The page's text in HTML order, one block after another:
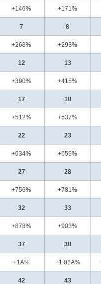
+146% +171%
7 8
+268% +293%
12 13
+390% +415%
17 18
+512% +537%
22 23
+634% +659%
27 28
+756% +781%
32 33
+878% +903%
37 38
+1A% +1.02A%
42 43